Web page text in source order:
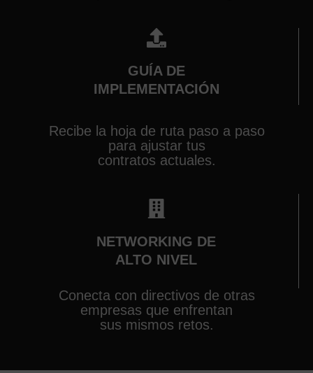
GUÍA DE
IMPLEMENTACIÓN
Recibe la hoja de ruta paso a paso
para ajustar tus
contratos actuales.
NETWORKING DE
ALTO NIVEL
Conecta con directivos de otras
empresas que enfrentan
sus mismos retos.